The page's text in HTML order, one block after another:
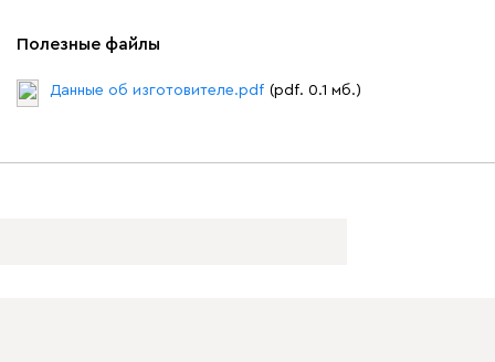
Полезные файлы
Данные об изготовителе.pdf (pdf. 0.1 мб.)